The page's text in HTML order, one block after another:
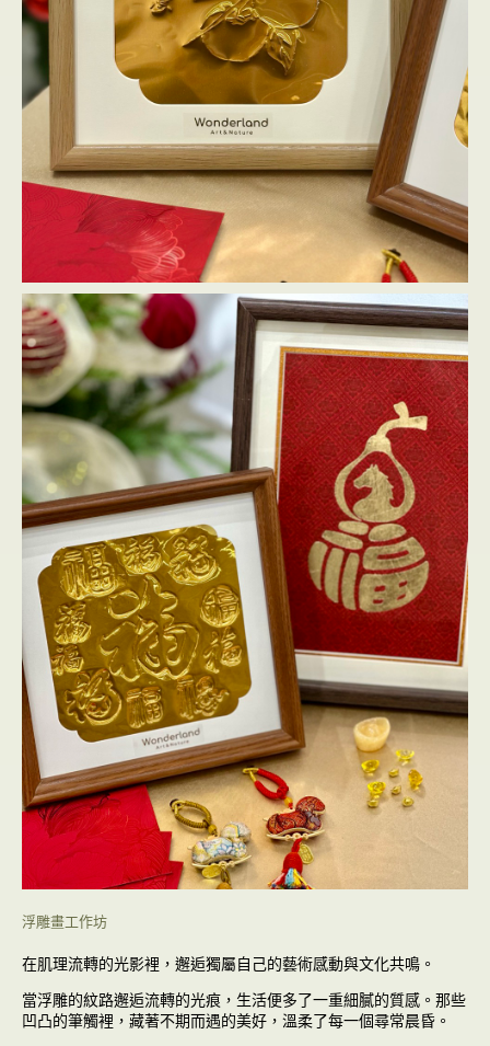
浮雕畫工作坊
在肌理流轉的光影裡，邂逅獨屬自己的藝術感動與文化共鳴。
當浮雕的紋路邂逅流轉的光痕，生活便多了一重細膩的質感。那些
凹凸的筆觸裡，藏著不期而遇的美好，溫柔了每一個尋常晨昏。